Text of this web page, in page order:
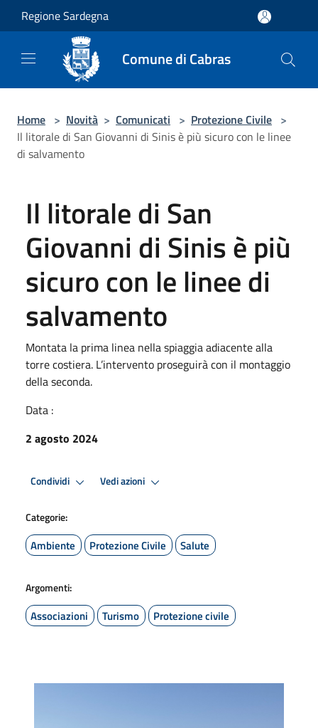
Salta al contenuto principale
Regione Sardegna
Comune di Cabras
Home > Novità > Comunicati > Protezione Civile >
Il litorale di San Giovanni di Sinis è più sicuro con le linee
di salvamento
Il litorale di San
Giovanni di Sinis è più
sicuro con le linee di
salvamento
Montata la prima linea nella spiaggia adiacente alla
torre costiera. L’intervento proseguirà con il montaggio
della seconda.
Data :
2 agosto 2024
Condividi Vedi azioni
Categorie:
Ambiente Protezione Civile Salute
Argomenti:
Associazioni Turismo Protezione civile